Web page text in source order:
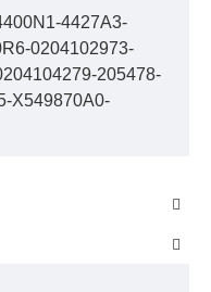
4427A3-
0204102973-
205478-
X549870A0-